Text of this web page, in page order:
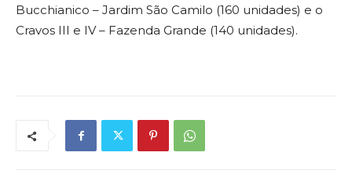
Bucchianico – Jardim São Camilo (160 unidades) e o
Cravos III e IV – Fazenda Grande (140 unidades).